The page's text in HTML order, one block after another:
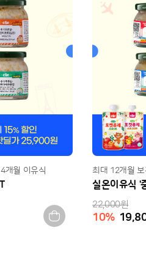
개월 이유식 최대 12개월
실온이유식 '
22,000원
10%